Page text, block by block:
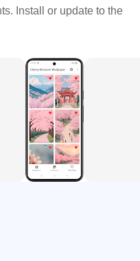
경, 평온한 구성을 중심
지는 AI로 생성되었으며
됩니다.
디자인되었으며, 명확한
Install or update to the